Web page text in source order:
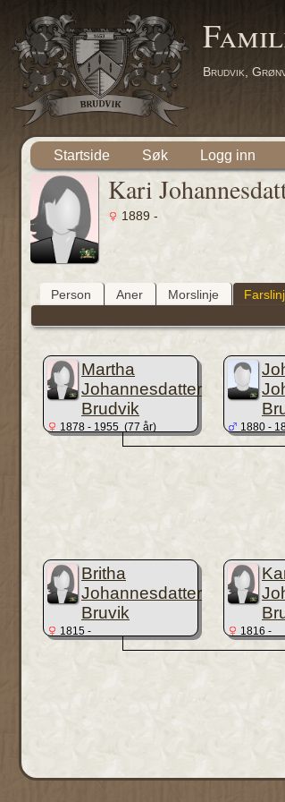
Brudvik,
Startside Søk Logg inn
Kari
1889 -
Person Aner Morslinje
Martha
Johannesdatter
Brudvik
1878 - 1955 (77 år) 1880 -
Britha
Johannesdatter
Bruvik
1815 - 1816 -